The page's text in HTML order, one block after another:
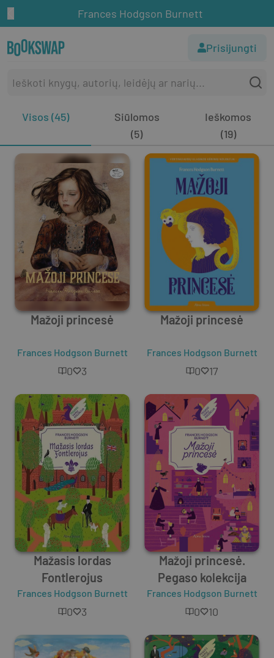
Frances Hodgson Burnett
Prisijungti
Visos (45)
Siūlomos
(5)
Ieškomos
(19)
Mažoji princesė
Frances Hodgson Burnett
0 3
Mažoji princesė
Frances Hodgson Burnett
0 17
Mažasis lordas
Fontlerojus
Frances Hodgson Burnett
0 3
Mažoji princesė.
Pegaso kolekcija
Frances Hodgson Burnett
0 10